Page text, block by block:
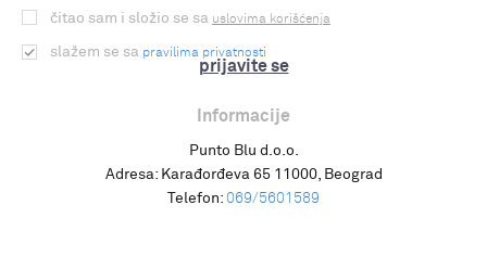
prijavite se
čitao sam i složio se sa uslovima korišćenja
slažem se sa pravilima privatnosti
Informacije
Punto Blu d.o.o.
Adresa: Karađorđeva 65 11000, Beograd
Telefon: 069/5601589